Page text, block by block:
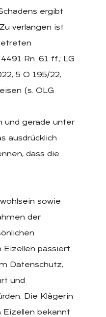
ergibt
verlangen ist
Rn. 61 ff.; LG
5 O 195/22,
(s. OLG
und gerade unter
ausdrücklich
dass die
sowie
der
Eizellen passiert
Datenschutz,
und
Die Klägerin
Eizellen bekannt